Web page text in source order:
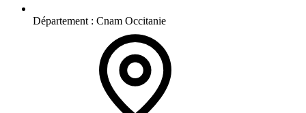
Département : Cnam Occitanie